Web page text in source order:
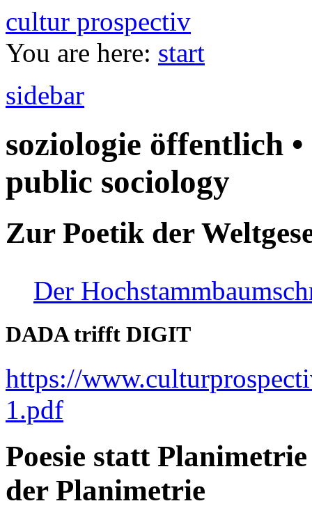
cultur prospectiv
You are here: start
sidebar
soziologie öffentlich
public sociology
Zur Poetik der
Der
DADA trifft DIGIT
https://
1.pdf
Poesie statt
der Planimetrie